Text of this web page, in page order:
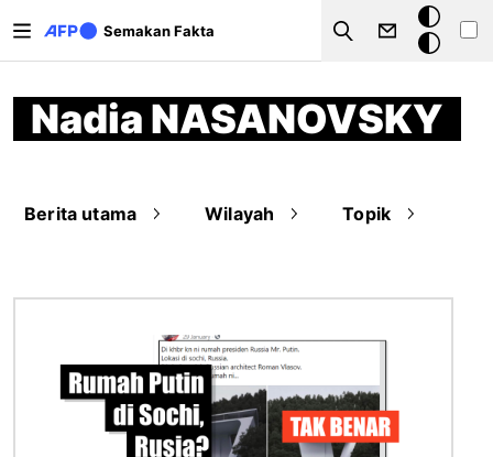
Semakan Fakta
Search
Mod
gelap
Nadia NASANOVSKY
Berita utama Wilayah Topik